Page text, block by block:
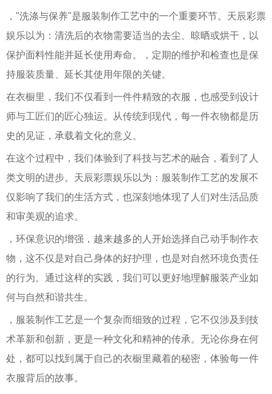
，"洗涤与保养"是服装制作工艺中的一个重要环节。天辰彩票
娱乐以为：清洗后的衣物需要适当的去尘、晾晒或烘干，以
保护面料性能并延长使用寿命。，定期的维护和检查也是保
持服装质量、延长其使用年限的关键。
在衣橱里，我们不仅看到一件件精致的衣服，也感受到设计
师与工匠们的匠心独运。从传统到现代，每一件衣物都是历
史的见证，承载着文化的意义。
在这个过程中，我们体验到了科技与艺术的融合，看到了人
类文明的进步。天辰彩票娱乐以为：服装制作工艺的发展不
仅影响了我们的生活方式，也深刻地体现了人们对生活品质
和审美观的追求。
，环保意识的增强，越来越多的人开始选择自己动手制作衣
物，这不仅是对自己身体的好护理，也是对自然环境负责任
的行为。通过这样的实践，我们可以更好地理解服装产业如
何与自然和谐共生。
，服装制作工艺是一个复杂而细致的过程，它不仅涉及到技
术革新和创新，更是一种文化和精神的传承。无论你身在何
处，都可以找到属于自己的衣橱里藏着的秘密，体验每一件
衣服背后的故事。